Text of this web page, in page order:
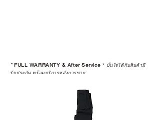
*FULL WARRANTY & After Service * มั่นใจได้กับสินค้ามี
รับประกัน พร้อมบริการหลังการขาย